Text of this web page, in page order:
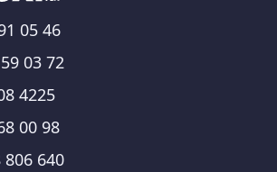
05 46
03 72
4225
00 98
806 640